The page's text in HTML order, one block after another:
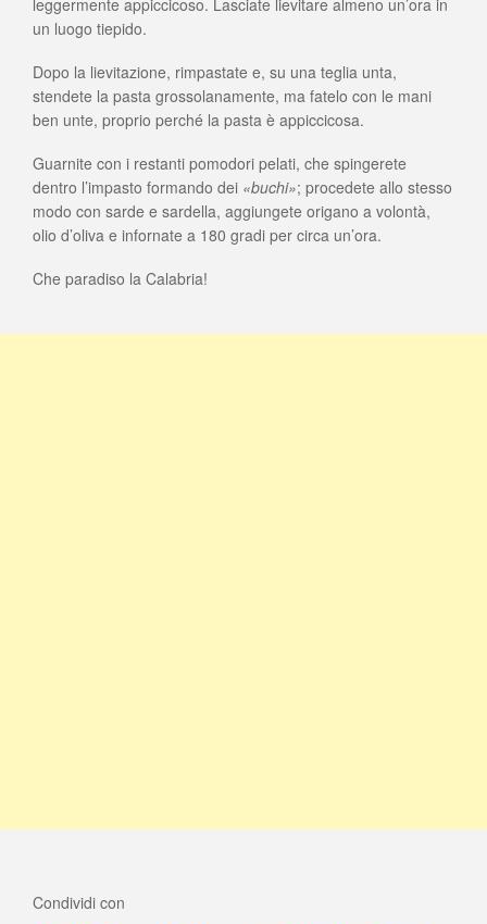
un luogo tiepido.
Dopo la lievitazione, rimpastate e, su una teglia unta,
stendete la pasta grossolanamente, ma fatelo con le mani
ben unte, proprio perché la pasta è appiccicosa.
Guarnite con i restanti pomodori pelati, che spingerete
dentro l’impasto formando dei «buchi»; procedete allo stesso
modo con sarde e sardella, aggiungete origano a volontà,
olio d’oliva e infornate a 180 gradi per circa un’ora.
Che paradiso la Calabria!
Condividi con